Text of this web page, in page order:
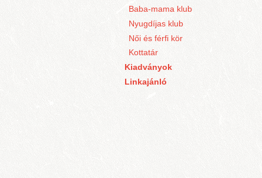
Baba-mama klub
Nyugdíjas klub
Női és férfi kör
Kottatár
Kiadványok
Linkajánló